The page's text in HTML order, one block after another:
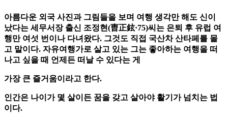
아름다운 외국 사진과 그림들을 보며 여행 생각만 해도 신이
났다는 세무서장 출신 조정현(曺正鉉·75)씨는 은퇴 후 유럽 여
행만 여섯 번이나 다녀왔다. 그것도 직접 국산차 산타페를 몰
고 말이다. 자유여행가로 살고 있는 그는 좋아하는 여행을 떠
나고 싶을 때 언제든 떠날 수 있다는 게
가장 큰 즐거움이라고 한다.
인간은 나이가 몇 살이든 꿈을 갖고 살아야 활기가 넘치는 법
이다.